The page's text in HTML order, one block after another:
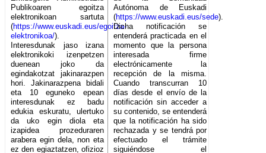
Publikoaren egoitza
elektronikoan sartuta
(https://www.euskadi.eus/egoitza-
elektronikoa/).
Interesdunak jaso izana
elektronikoki izenpetzen
duenean joko da
egindakotzat jakinarazpen
hori. Jakinarazpena bidali
eta 10 eguneko epean
interesdunak ez badu
edukia eskuratu, ulertuko
da uko egin diola eta
izapidea prozeduraren
arabera egin dela, non eta
ez den egiaztatzen, ofizioz
Autónoma de Euskadi
(https://www.euskadi.eus/sede).
Dicha notificación se
entenderá practicada en el
momento que la persona
interesada firme
electrónicamente la
recepción de la misma.
Cuando transcurran 10
días desde el envío de la
notificación sin acceder a
su contenido, se entenderá
que la notificación ha sido
rechazada y se tendrá por
efectuado el trámite
siguiéndose el